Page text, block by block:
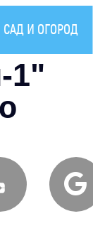
САД И ОГОРОД
1"